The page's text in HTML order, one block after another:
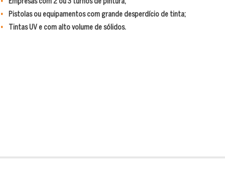
Empresas com 2 ou 3 turnos de pintura;
Pistolas ou equipamentos com grande desperdício de tinta;
Tintas UV e com alto volume de sólidos.